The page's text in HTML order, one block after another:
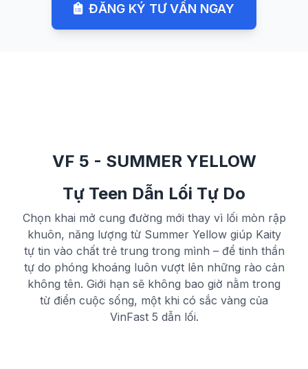
ĐĂNG KÝ TƯ VẤN NGAY
VF 5 - SUMMER YELLOW
Tự Teen Dẫn Lối Tự Do
Chọn khai mở cung đường mới thay vì lối mòn rập
khuôn, năng lượng từ Summer Yellow giúp Kaity
tự tin vào chất trẻ trung trong mình – để tinh thần
tự do phóng khoáng luôn vượt lên những rào cản
không tên. Giới hạn sẽ không bao giờ nằm trong
từ điển cuộc sống, một khi có sắc vàng của
VinFast 5 dẫn lối.